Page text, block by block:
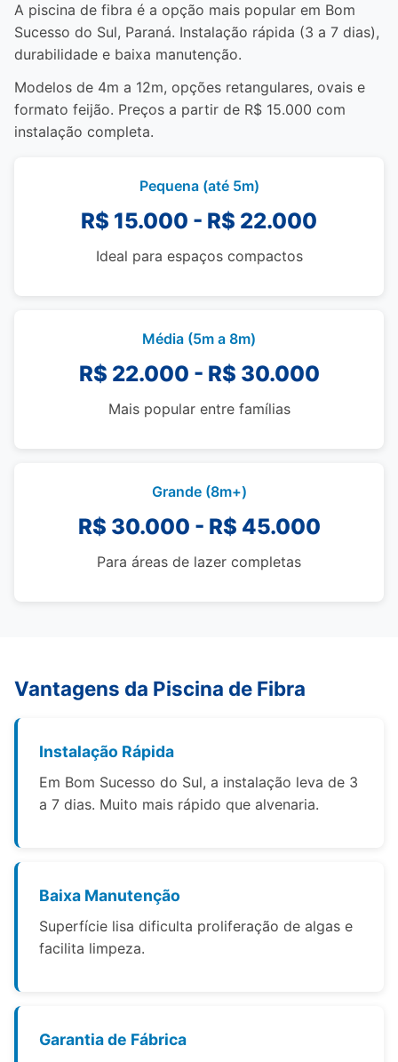
A piscina de fibra é a opção mais popular em Bom
Sucesso do Sul, Paraná. Instalação rápida (3 a 7 dias),
durabilidade e baixa manutenção.
Modelos de 4m a 12m, opções retangulares, ovais e
formato feijão. Preços a partir de R$ 15.000 com
instalação completa.
Pequena (até 5m)
R$ 15.000 - R$ 22.000
Ideal para espaços compactos
Média (5m a 8m)
R$ 22.000 - R$ 30.000
Mais popular entre famílias
Grande (8m+)
R$ 30.000 - R$ 45.000
Para áreas de lazer completas
Vantagens da Piscina de Fibra
Instalação Rápida
Em Bom Sucesso do Sul, a instalação leva de 3
a 7 dias. Muito mais rápido que alvenaria.
Baixa Manutenção
Superfície lisa dificulta proliferação de algas e
facilita limpeza.
Garantia de Fábrica